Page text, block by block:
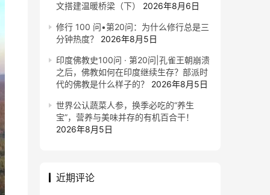
文搭建温暖桥梁（下）
2026年8月6日
修行 100 问•第20问：为什么修行总是三
分钟热度？
2026年8月5日
印度佛教史100问 · 第20问|孔雀王朝崩溃
之后，佛教如何在印度继续生存？部派时
代的佛教是什么样子的？
2026年8月5日
世界公认蔬菜人参，换季必吃的“养生
宝”，营养与美味并存的有机百合干！
2026年8月5日
近期评论